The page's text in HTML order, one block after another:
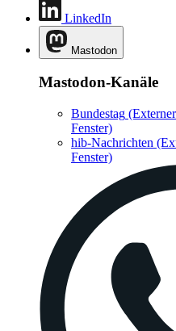
LinkedIn
Mastodon
Mastodon-Kanäle
Bundestag
Fenster)
hib-Nachrichten
Fenster)